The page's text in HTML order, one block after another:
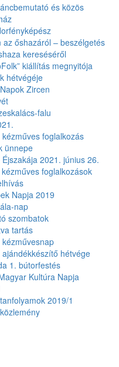
és közös
az őshazáról – beszélgetés
kereséséről
kiállítás megnyitója
hétvégéje
Zircen
falu
foglalkozás
ünnepe
2021. június 26.
foglalkozások
Napja 2019
nap
szombatok
tartás
ajándékkészítő hétvége
1. bútorfestés
Kultúra Napja
2019/1